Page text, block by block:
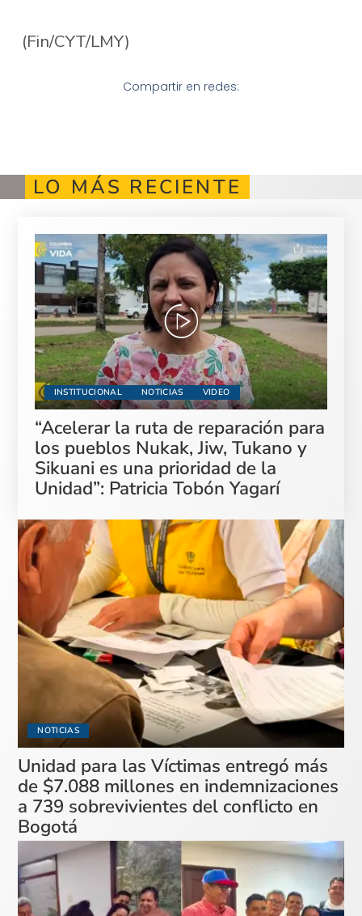
(Fin/CYT/LMY)
Compartir en redes:
LO MÁS RECIENTE
INSTITUCIONAL NOTICIAS VIDEO
“Acelerar la ruta de reparación para
los pueblos Nukak, Jiw, Tukano y
Sikuani es una prioridad de la
Unidad”: Patricia Tobón Yagarí
NOTICIAS
Unidad para las Víctimas entregó más
de $7.088 millones en indemnizaciones
a 739 sobrevivientes del conflicto en
Bogotá